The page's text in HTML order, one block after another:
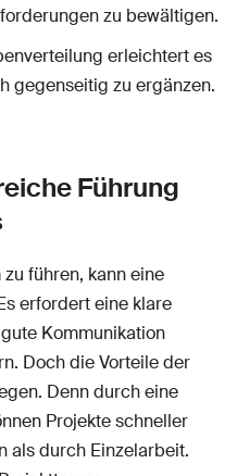
zu bewältigen.
erleichtert es
gegenseitig zu ergänzen.
Führung
führen, kann eine
erfordert eine klare
Kommunikation
Doch die Vorteile der
Denn durch eine
Projekte schneller
als durch Einzelarbeit.